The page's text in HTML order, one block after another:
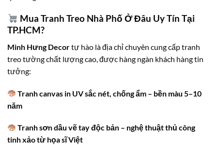
Mua Tranh Treo Nhà Phố Ở Đâu Uy Tín Tại
TP.HCM?
Minh Hưng Decortự hào là địa chỉ chuyên cung cấp tranh
treo tường chất lượng cao, được hàng ngàn khách hàng tin
tưởng:
Tranh canvas in UV sắc nét, chống ẩm – bền màu 5–10
năm
Tranh sơn dầu vẽ tay độc bản – nghệ thuật thủ công
tinh xảo từ họa sĩ Việt